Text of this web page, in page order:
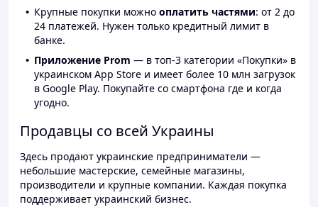
Крупные покупки можно оплатить частями: от 2 до
24 платежей. Нужен только кредитный лимит в
банке.
Приложение Prom — в топ-3 категории «Покупки» в
украинском App Store и имеет более 10 млн загрузок
в Google Play. Покупайте со смартфона где и когда
угодно.
Продавцы со всей Украины
Здесь продают украинские предприниматели —
небольшие мастерские, семейные магазины,
производители и крупные компании. Каждая покупка
поддерживает украинский бизнес.